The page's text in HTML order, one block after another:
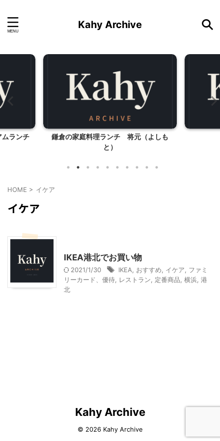
Kahy Archive
ランチ
鎌倉の家庭料理ランチ 将元（よしも
と）
HOME > イケア
イケア
IKEA港北でお買い物
2021/1/30 IKEA おすすめ イケア
ファミ
リーカード、優待
レストラン 定番商品 横浜 港
北
Kahy Archive
© 2026 Kahy Archive